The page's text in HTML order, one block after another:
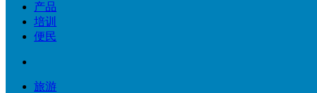
产品
培训
便民
旅游